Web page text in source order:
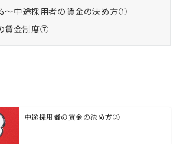
～中途採用者の賃金の決め方①
賃金制度⑦
中途採用者の賃金の決め方③